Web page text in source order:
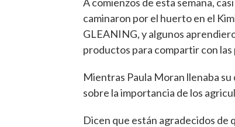
caminaron por el huerto en el
GLEANING, y algunos
productos para compartir con
Mientras Paula Moran llenaba su
sobre la importancia de los
Dicen que están agradecidos de